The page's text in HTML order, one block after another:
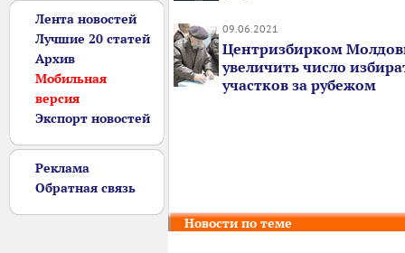
Лента новостей
Лучшие 20 статей
Архив
Мобильная
версия
Экспорт новостей
Реклама
Обратная связь
09.06.2021
Центризбирком
увеличить число
участков за рубежом
Новости по теме